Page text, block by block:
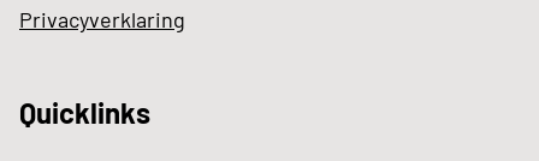
Privacyverklaring
Quicklinks